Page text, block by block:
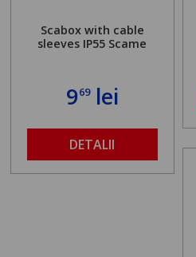
Scabox with cable
sleeves IP55 Scame
969lei
DETALII